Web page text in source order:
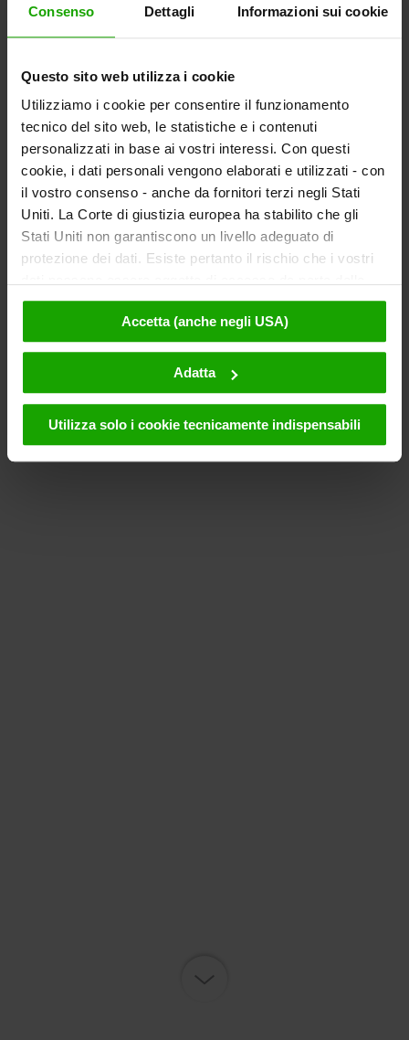
Consenso Dettagli Informazioni sui cookie
Questo sito web utilizza i cookie
Utilizziamo i cookie per consentire il funzionamento
tecnico del sito web, le statistiche e i contenuti
personalizzati in base ai vostri interessi. Con questi
cookie, i dati personali vengono elaborati e utilizzati - con
il vostro consenso - anche da fornitori terzi negli Stati
Uniti. La Corte di giustizia europea ha stabilito che gli
Stati Uniti non garantiscono un livello adeguato di
protezione dei dati. Esiste pertanto il rischio che i vostri
autorità statunitensi a fini di controllo e monitoraggio a
causa di ordinanze corrispondenti nei confronti di fornitori
terzi (ad es. Google, Meta) e che non sussistano misure
legali efficaci per fare opposizione. Facendo clic su
"Accetta", l'utente accetta che i cookie possano essere
Questi dati verranno trasmessi solo in forma
Accetta (anche negli USA)
Adatta
Utilizza solo i cookie tecnicamente indispensabili